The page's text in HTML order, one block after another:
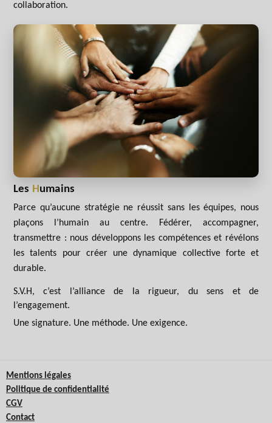
collaboration.
Les H umains
Parce qu’aucune stratégie ne réussit sans les équipes, nous
plaçons l’humain au centre. Fédérer, accompagner,
transmettre : nous développons les compétences et révélons
les talents pour créer une dynamique collective forte et
durable.
S.V.H, c’est l’alliance de la rigueur, du sens et de
l’engagement.
Une signature. Une méthode. Une exigence.
Mentions légales
Politique de confidentialité
CGV
Contact